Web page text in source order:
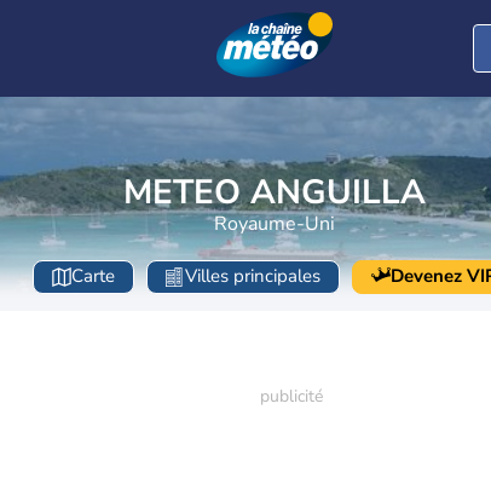
METEO ANGUILLA
Royaume-Uni
Carte Villes principales Devenez